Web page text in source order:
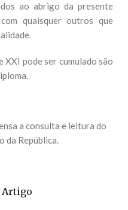
ao abrigo da presente
quaisquer outros que
XXI pode ser cumulado são
a consulta e leitura do
da República.